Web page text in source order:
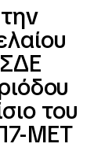
του
ΜΕΤ